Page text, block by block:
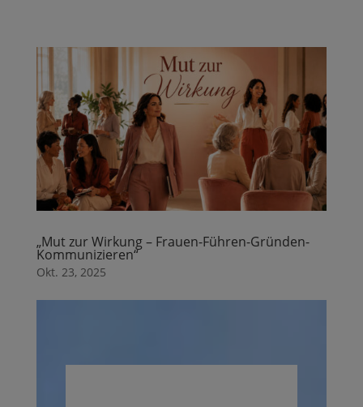
„Mut zur Wirkung – Frauen-Führen-Gründen-
Kommunizieren“
Okt. 23, 2025